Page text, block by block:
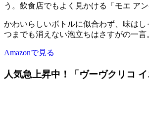
う。飲食店でもよく見かける「モエ アン
かわいらしいボトルに似合わず、味は
つまでも消えない泡立ちはさすがの一言
Amazonで見る
人気急上昇中！「ヴーヴクリコ イ